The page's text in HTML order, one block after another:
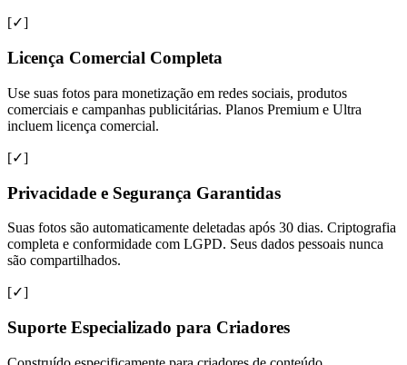
[✓]
Licença Comercial Completa
Use suas fotos para monetização em redes sociais, produtos
comerciais e campanhas publicitárias. Planos Premium e Ultra
incluem licença comercial.
[✓]
Privacidade e Segurança Garantidas
Suas fotos são automaticamente deletadas após 30 dias. Criptografia
completa e conformidade com LGPD. Seus dados pessoais nunca
são compartilhados.
[✓]
Suporte Especializado para Criadores